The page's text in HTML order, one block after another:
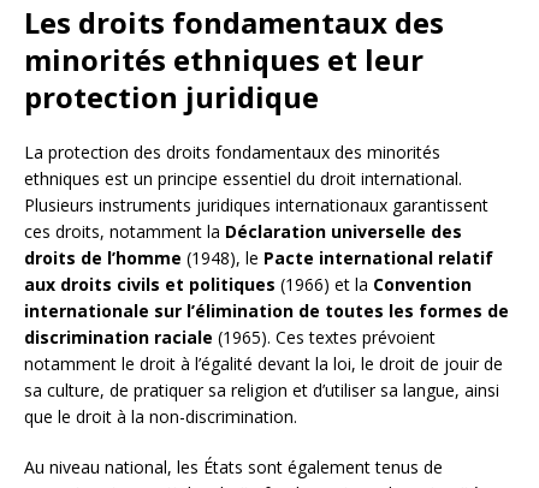
Les droits fondamentaux des
minorités ethniques et leur
protection juridique
La protection des droits fondamentaux des minorités
ethniques est un principe essentiel du droit international.
Plusieurs instruments juridiques internationaux garantissent
ces droits, notamment la Déclaration universelle des
droits de l’homme (1948), le Pacte international relatif
aux droits civils et politiques (1966) et la Convention
internationale sur l’élimination de toutes les formes de
discrimination raciale (1965). Ces textes prévoient
notamment le droit à l’égalité devant la loi, le droit de jouir de
sa culture, de pratiquer sa religion et d’utiliser sa langue, ainsi
que le droit à la non-discrimination.
Au niveau national, les États sont également tenus de